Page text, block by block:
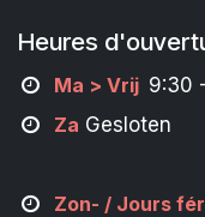
Heures
Ma > Vrij 9:30
Za Gesloten
Zon- / Jours